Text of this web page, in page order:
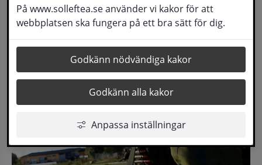
På www.solleftea.se använder vi kakor för att
webbplatsen ska fungera på ett bra sätt för dig.
Godkänn nödvändiga kakor
Godkänn alla kakor
Anpassa inställningar
Sollefteå kommun har
övat för att stärka motståndskraften och
bidra till Totalförsvaret